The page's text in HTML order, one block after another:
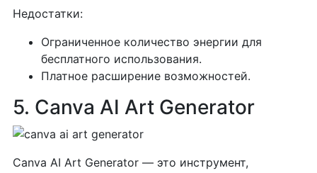
Недостатки:
Ограниченное количество энергии для
бесплатного использования.
Платное расширение возможностей.
5. Canva AI Art Generator
Canva AI Art Generator — это инструмент,